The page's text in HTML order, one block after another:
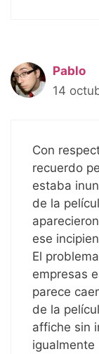
Pablo
14
Con
recuerdo
estaba
de la
ese
El
empresas
parece
de la
affiche sin
igualmente